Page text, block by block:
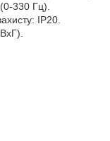
(0-330 Гц).
IP20.